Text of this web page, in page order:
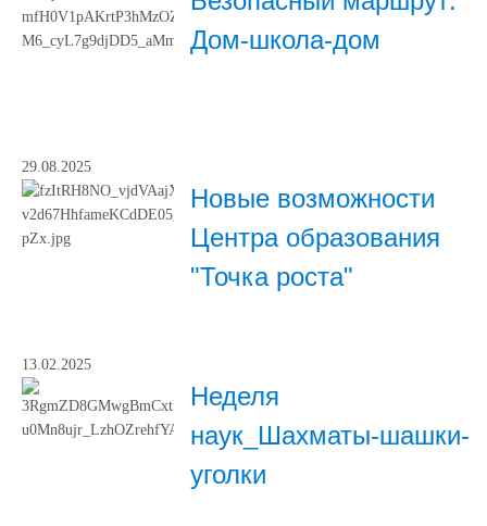
Дом-школа-дом
29.08.2025
Новые возможности
Центра образования
"Точка роста"
13.02.2025
Неделя
наук_Шахматы-шашки-
уголки